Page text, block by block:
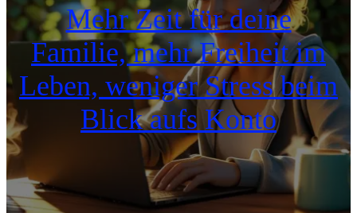
Mehr Zeit für deine
Familie, mehr Freiheit im
Leben, weniger Stress beim
Blick aufs Konto